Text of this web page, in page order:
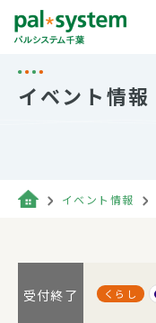
イベント情報
イベント情報
受付終了 くらし